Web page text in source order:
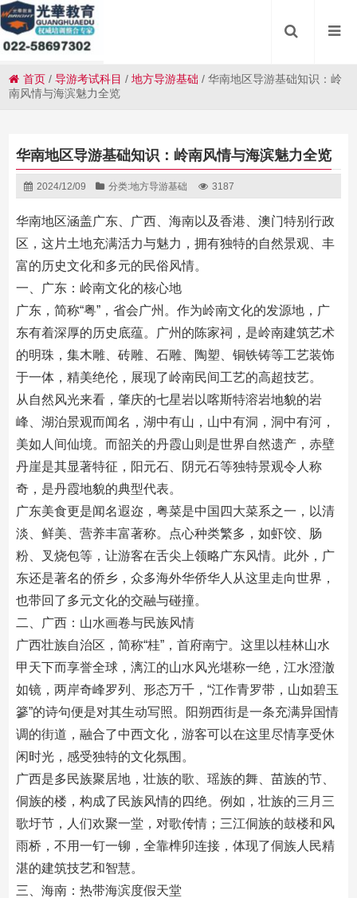
首页 /导游考试科目 /地方导游基础 /华南地区导游基础知识：岭
南风情与海滨魅力全览
华南地区导游基础知识：岭南风情与海滨魅力全览
2024/12/09 分类:地方导游基础 3187
华南地区涵盖广东、广西、海南以及香港、澳门特别行政
区，这片土地充满活力与魅力，拥有独特的自然景观、丰
富的历史文化和多元的民俗风情。
一、广东：岭南文化的核心地
广东，简称“粤”，省会广州。作为岭南文化的发源地，广
东有着深厚的历史底蕴。广州的陈家祠，是岭南建筑艺术
的明珠，集木雕、砖雕、石雕、陶塑、铜铁铸等工艺装饰
于一体，精美绝伦，展现了岭南民间工艺的高超技艺。
从自然风光来看，肇庆的七星岩以喀斯特溶岩地貌的岩
峰、湖泊景观而闻名，湖中有山，山中有洞，洞中有河，
美如人间仙境。而韶关的丹霞山则是世界自然遗产，赤壁
丹崖是其显著特征，阳元石、阴元石等独特景观令人称
奇，是丹霞地貌的典型代表。
广东美食更是闻名遐迩，粤菜是中国四大菜系之一，以清
淡、鲜美、营养丰富著称。点心种类繁多，如虾饺、肠
粉、叉烧包等，让游客在舌尖上领略广东风情。此外，广
东还是著名的侨乡，众多海外华侨华人从这里走向世界，
也带回了多元文化的交融与碰撞。
二、广西：山水画卷与民族风情
广西壮族自治区，简称“桂”，首府南宁。这里以桂林山水
甲天下而享誉全球，漓江的山水风光堪称一绝，江水澄澈
如镜，两岸奇峰罗列、形态万千，“江作青罗带，山如碧玉
篸”的诗句便是对其生动写照。阳朔西街是一条充满异国情
调的街道，融合了中西文化，游客可以在这里尽情享受休
闲时光，感受独特的文化氛围。
广西是多民族聚居地，壮族的歌、瑶族的舞、苗族的节、
侗族的楼，构成了民族风情的四绝。例如，壮族的三月三
歌圩节，人们欢聚一堂，对歌传情；三江侗族的鼓楼和风
雨桥，不用一钉一铆，全靠榫卯连接，体现了侗族人民精
湛的建筑技艺和智慧。
三、海南：热带海滨度假天堂